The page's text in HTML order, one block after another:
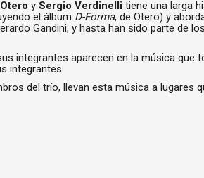
ySergio Verdinelli tiene una larga
el álbum D-Forma, de Otero) y
Gandini, y hasta han sido parte de
integrantes aparecen en la música que
integrantes.
del trío, llevan esta música a lugares